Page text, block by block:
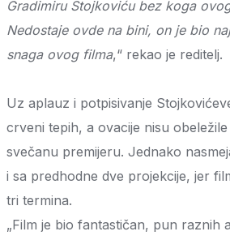
Gradimiru Stojkoviću bez koga
Nedostaje ovde na bini, on je bio
snaga ovog filma,“ rekao je reditelj.
Uz aplauz i potpisivanje
crveni tepih, a ovacije nisu
svečanu premijeru. Jednako
i sa predhodne dve projekcije, jer
tri termina.
„Film je bio fantastičan, pun raznih